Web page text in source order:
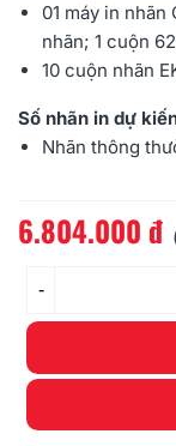
01 máy in nhãn
nhãn; 1 cuộn
10 cuộn nhãn
Số nhãn in dự
Nhãn thông
Đọc thêm
6.804.000 đ
-